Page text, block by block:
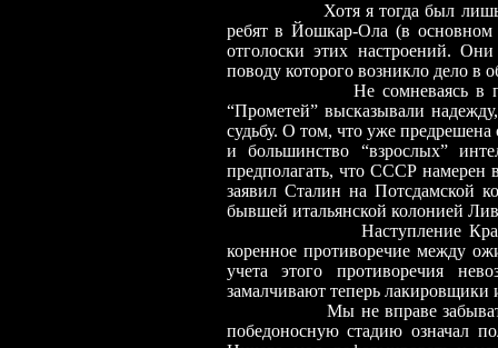
Хотя я тогда был
ребят в Йошкар-Ола (в
отголоски этих настроений.
поводу которого возникло дело в
Не сомневаясь в победе
“Прометей” высказывали
судьбу. О том, что уже
и большинство “взрослых”
предполагать, что СССР намерен
заявил Сталин на Потсдамской
бывшей итальянской колонией
Наступление
коренное противоречие между
учета этого противоречия
замалчивают теперь лакировщики
Мы не вправе
победоносную стадию означал